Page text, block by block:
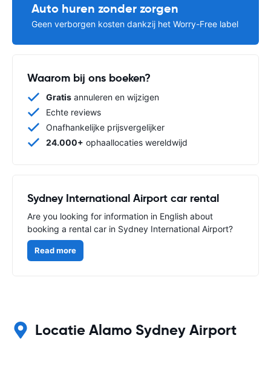
Auto huren zonder zorgen
Geen verborgen kosten dankzij het Worry-Free label
Waarom bij ons boeken?
Gratis annuleren en wijzigen
Echte reviews
Onafhankelijke prijsvergelijker
24.000+ ophaallocaties wereldwijd
Sydney International Airport car rental
Are you looking for information in English about
booking a rental car in Sydney International Airport?
Read more
Locatie Alamo Sydney Airport